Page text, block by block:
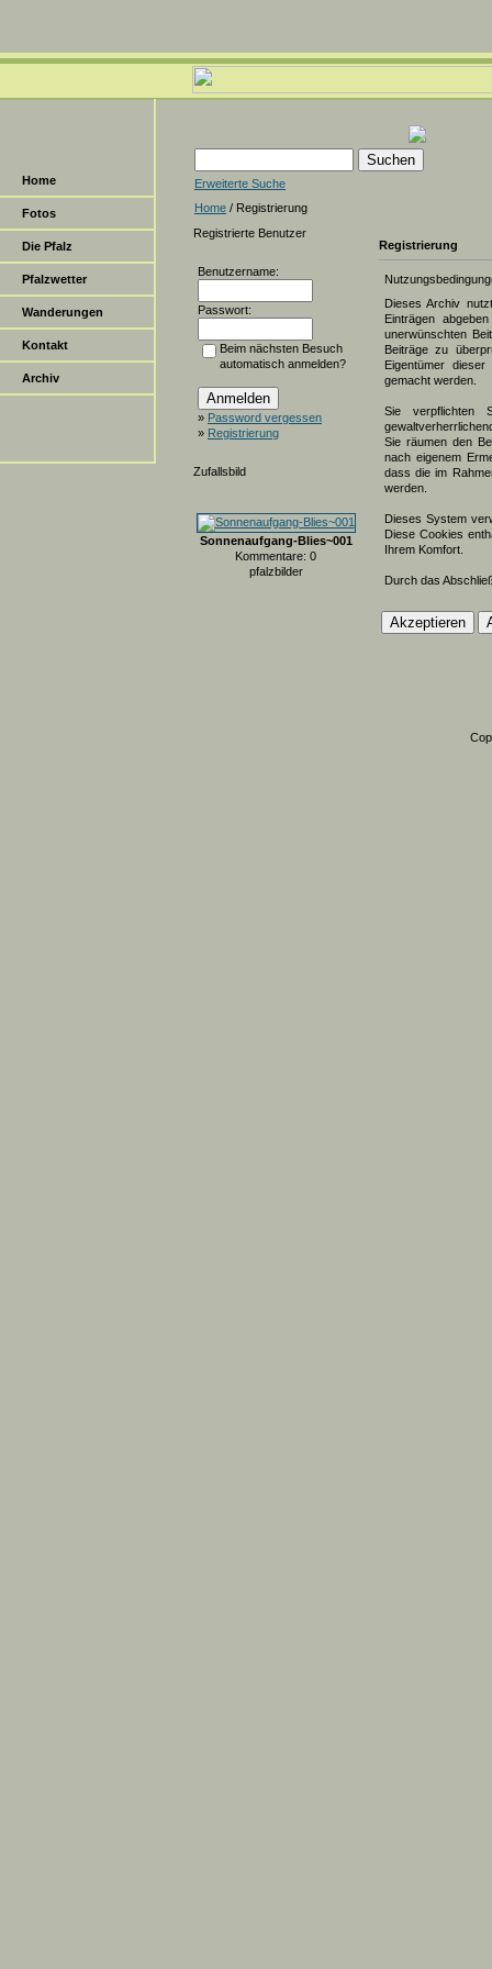
Home
Fotos
Die Pfalz
Pfalzwetter
Wanderungen
Kontakt
Archiv
Erweiterte Suche
Home / Registrierung
Registrierte Benutzer
Benutzername:
Passwort:
Beim nächsten Besuch
automatisch anmelden?
» Password vergessen
» Registrierung
Zufallsbild
Sonnenaufgang-Blies~001
Kommentare: 0
pfalzbilder
Registrierung
Dieses Archiv
Einträgen
unerwünschten
Beiträge zu
Eigentümer
gemacht werden.
Sie verpflichten
Sie räumen den
nach eigenem
dass die im
werden.
Dieses System
Diese Cookies
Ihrem Komfort.
Durch das